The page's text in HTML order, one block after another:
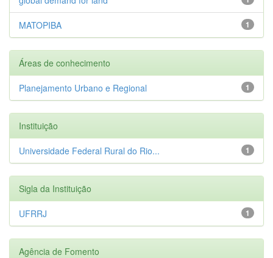
1
MATOPIBA
Áreas de conhecimento
1
Planejamento Urbano e Regional
Instituição
1
Universidade Federal Rural do Rio...
Sigla da Instituição
1
UFRRJ
Agência de Fomento